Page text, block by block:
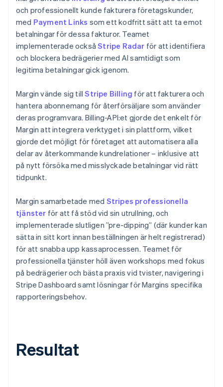
och professionellt kunde fakturera företagskunder,
med Payment Links som ett kodfritt sätt att ta emot
betalningar för dessa fakturor. Teamet
implementerade ocksåStripe Radar för att identifiera
och blockera bedrägerier med AI samtidigt som
legitima betalningar gick igenom.
Margin vände sig tillStripe Billing för att fakturera och
hantera abonnemang för återförsäljare som använder
deras programvara. Billing-API:et gjorde det enkelt för
Margin att integrera verktyget i sin plattform, vilket
gjorde det möjligt för företaget att automatisera alla
delar av återkommande kundrelationer – inklusive att
på nytt försöka med misslyckade betalningar vid rätt
tidpunkt.
Margin samarbetade med Stripes professionella
tjänster för att få stöd vid sin utrullning, och
implementerade slutligen ”pre-dipping” (där kunder kan
sätta in sitt kort innan beställningen är helt registrerad)
för att snabba upp kassaprocessen. Teamet för
professionella tjänster höll även workshops med fokus
på bedrägerier och bästa praxis vid tvister, navigering i
Stripe Dashboard samt lösningar för Margins specifika
rapporteringsbehov.
Resultat